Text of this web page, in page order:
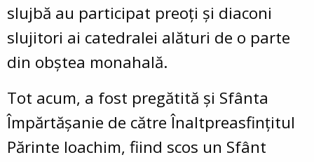
slujbă au participat preoți și diaconi
slujitori ai catedralei alături de o parte
din obștea monahală.
Tot acum, a fost pregătită și Sfânta
Împărtășanie de către Înaltpreasfințitul
Părinte Ioachim, fiind scos un Sfânt